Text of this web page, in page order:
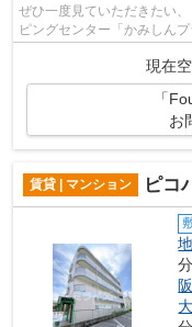
ぜひ一度見ていただきたい
ピングセンター「かみしん
現在
「
お
賃貸 | マンション ピコ
分